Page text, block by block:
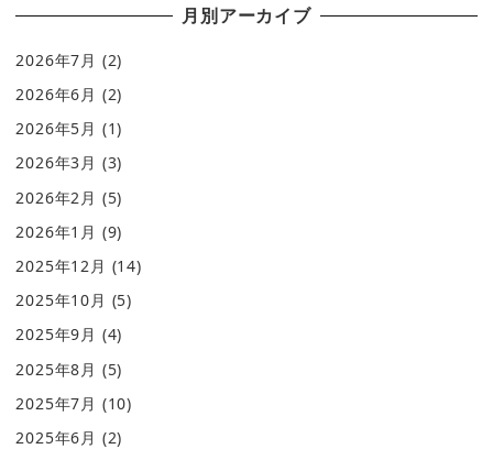
月別アーカイブ
2026年7月 (2)
2026年6月 (2)
2026年5月 (1)
2026年3月 (3)
2026年2月 (5)
2026年1月 (9)
2025年12月 (14)
2025年10月 (5)
2025年9月 (4)
2025年8月 (5)
2025年7月 (10)
2025年6月 (2)